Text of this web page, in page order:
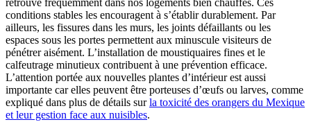
retrouve fréquemment dans nos logements bien chauffés. Ces
conditions stables les encouragent à s’établir durablement. Par
ailleurs, les fissures dans les murs, les joints défaillants ou les
espaces sous les portes permettent aux minuscule visiteurs de
pénétrer aisément. L’installation de moustiquaires fines et le
calfeutrage minutieux contribuent à une prévention efficace.
L’attention portée aux nouvelles plantes d’intérieur est aussi
importante car elles peuvent être porteuses d’œufs ou larves, comme
expliqué dans plus de détails surla toxicité des orangers du Mexique
et leur gestion face aux nuisibles.